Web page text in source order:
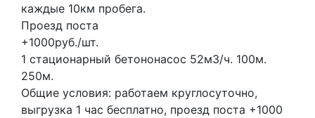
каждые 10км пробега.
Проезд поста
+1000руб./шт.
1 стационарный бетононасос 52м3/ч. 100м.
250м.
Общие условия: работаем круглосуточно,
выгрузка 1 час бесплатно, проезд поста +1000